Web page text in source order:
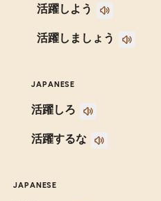
活躍しよう
活躍しましょう
JAPANESE
活躍しろ
活躍するな
JAPANESE